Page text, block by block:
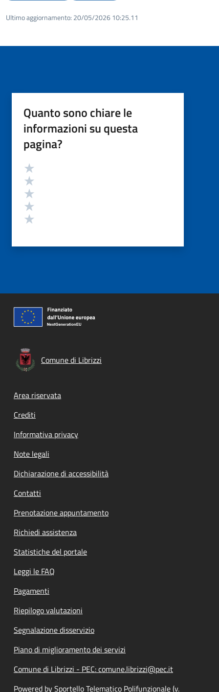
Ultimo aggiornamento: 20/05/2026 10:25.11
Quanto sono chiare le
informazioni su questa
pagina?
Valutazione
Comune di Librizzi
Footer menu
Area riservata
Crediti
Informativa privacy
Note legali
Dichiarazione di accessibilità
Contatti
Prenotazione appuntamento
Richiedi assistenza
Statistiche del portale
Leggi le FAQ
Pagamenti
Riepilogo valutazioni
Segnalazione disservizio
Piano di miglioramento dei servizi
Comune di Librizzi - PEC: comune.librizzi@pec.it
Powered by Sportello Telematico Polifunzionale (v.